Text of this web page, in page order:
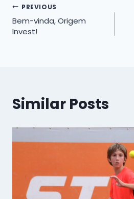
Navegação
de
PREVIOUS
Bem-vinda, Origem
Invest!
Similar Posts